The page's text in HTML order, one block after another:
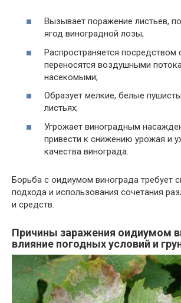
Вызывает поражение листьев,
ягод виноградной лозы;
Распространяется посредством
переносятся воздушными
насекомыми;
Образует мелкие, белые
листьях;
Угрожает виноградным
привести к снижению урожая и
качества винограда.
Борьба с оидиумом винограда требует
подхода и использования сочетания
и средств.
Причины заражения оидиумом
влияние погодных условий и